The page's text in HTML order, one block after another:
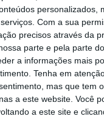
personalizados,
Com a sua
precisos através da
parte e pela parte
a informações mais
Tenha em
mas que tem
a este website. Você
a este site e
e tenha
às reportagens
apoiar o ECO e
é o